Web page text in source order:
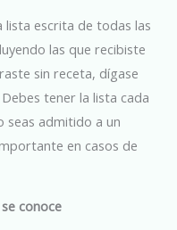
lista escrita de todas las
las que recibiste
sin receta, dígase
tener la lista cada
seas admitido a un
en casos de
conoce